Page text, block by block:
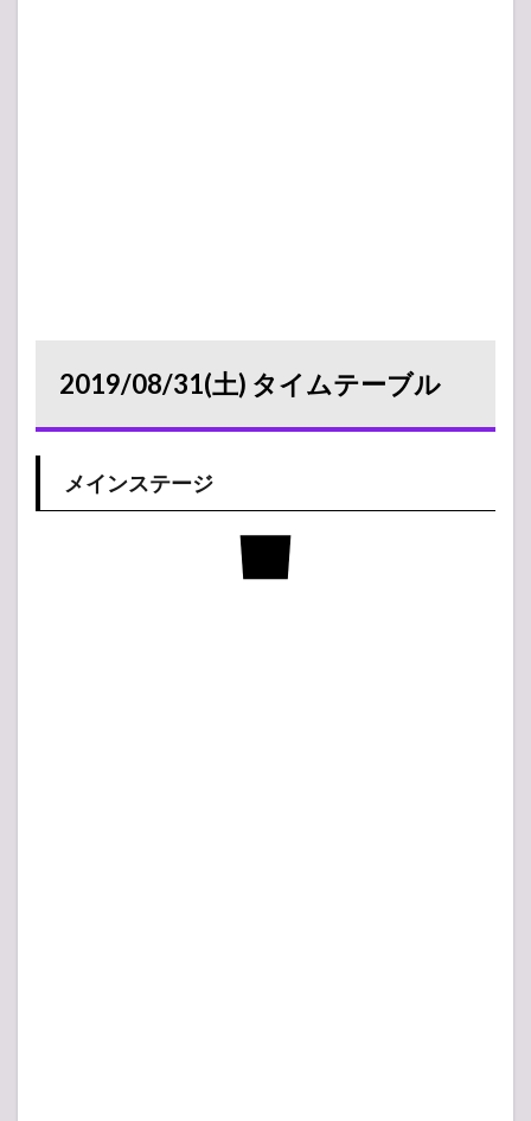
2019/08/31(土) タイムテーブル
メインステージ